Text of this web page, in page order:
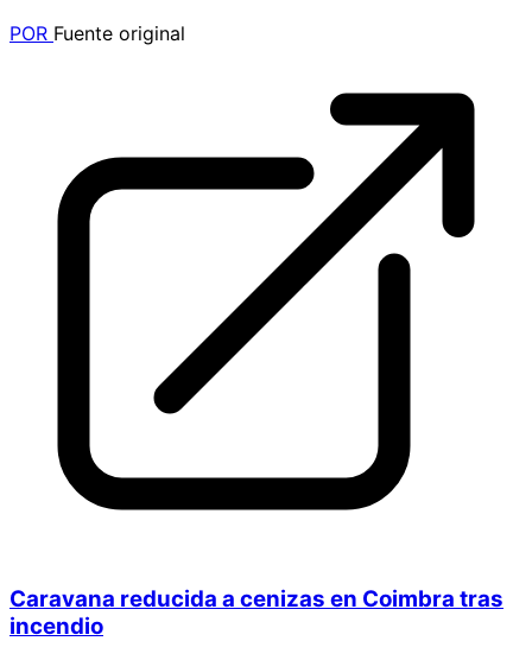
POR Fuente original
Caravana reducida a cenizas en Coimbra tras
incendio